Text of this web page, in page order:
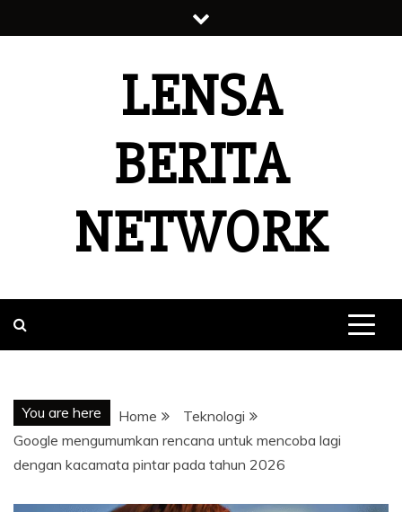
to
LENSA
BERITA
NETWORK
You are here Home
Teknologi
Google mengumumkan rencana untuk mencoba lagi
dengan kacamata pintar pada tahun 2026